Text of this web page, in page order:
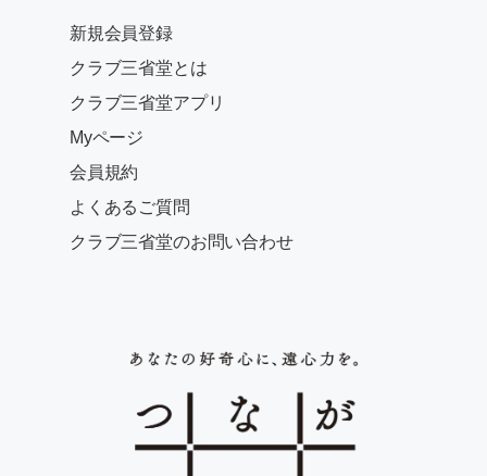
新規会員登録
クラブ三省堂とは
クラブ三省堂アプリ
Myページ
会員規約
よくあるご質問
クラブ三省堂のお問い合わせ